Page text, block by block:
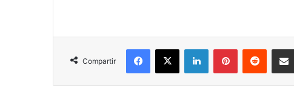
Compartir
Facebook
X LinkedInPinterestReddit